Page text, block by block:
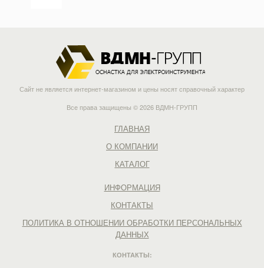
Сайт не является интернет-магазином и цены носят справочный характер
Все права защищены © 2026 ВДМН-ГРУПП
ГЛАВНАЯ
О КОМПАНИИ
КАТАЛОГ
ИНФОРМАЦИЯ
КОНТАКТЫ
ПОЛИТИКА В ОТНОШЕНИИ ОБРАБОТКИ ПЕРСОНАЛЬНЫХ
ДАННЫХ
КОНТАКТЫ: